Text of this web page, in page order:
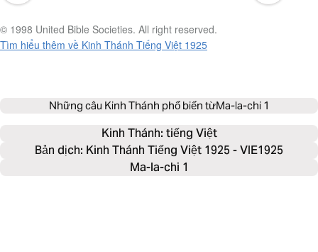
© 1998 United Bible Societies. All right reserved.
Tìm hiểu thêm về Kinh Thánh Tiếng Việt 1925
Những câu Kinh Thánh phổ biến từMa-la-chi 1
Kinh Thánh: tiếng Việt
Bản dịch: Kinh Thánh Tiếng Việt 1925 - VIE1925
Ma-la-chi 1